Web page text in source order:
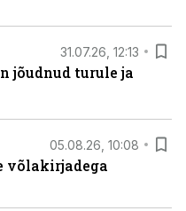
31.07.26, 12:13
jõudnud turule ja
05.08.26, 10:08
võlakirjadega